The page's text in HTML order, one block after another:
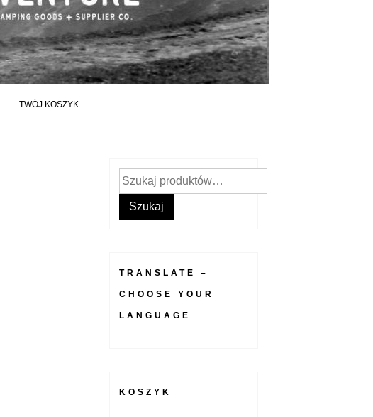
TWÓJ KOSZYK
Szukaj:
Szukaj
TRANSLATE –
CHOOSE YOUR
LANGUAGE
KOSZYK